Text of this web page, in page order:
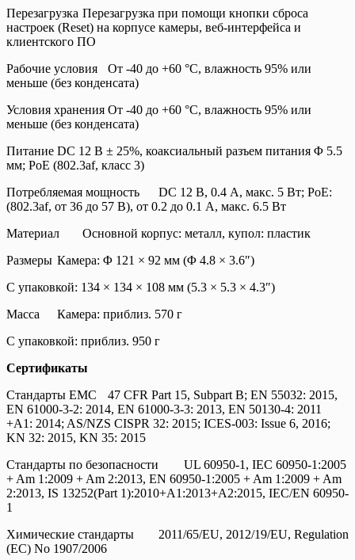
Перезагрузка Перезагрузка при помощи кнопки сброса
настроек (Reset) на корпусе камеры, веб-интерфейса и
клиентского ПО
Рабочие условия
От -40 до +60 °C, влажность 95% или
меньше (без конденсата)
Условия хранения От -40 до +60 °C, влажность 95% или
меньше (без конденсата)
Питание DC 12 В ± 25%, коаксиальный разъем питания Φ 5.5
мм; PoE (802.3af, класс 3)
Потребляемая мощность
DC 12 В, 0.4 A, макс. 5 Вт; PoE:
(802.3af, от 36 до 57 В), от 0.2 до 0.1 A, макс. 6.5 Вт
Материал
Основной корпус: металл, купол: пластик
Размеры Камера: Φ 121 × 92 мм (Φ 4.8 × 3.6″)
С упаковкой: 134 × 134 × 108 мм (5.3 × 5.3 × 4.3″)
Масса
Камера: приблиз. 570 г
С упаковкой: приблиз. 950 г
Сертификаты
Стандарты EMC
47 CFR Part 15, Subpart B; EN 55032: 2015,
EN 61000-3-2: 2014, EN 61000-3-3: 2013, EN 50130-4: 2011
+A1: 2014; AS/NZS CISPR 32: 2015; ICES-003: Issue 6, 2016;
KN 32: 2015, KN 35: 2015
Стандарты по безопасности
UL 60950-1, IEC 60950-1:2005
+ Am 1:2009 + Am 2:2013, EN 60950-1:2005 + Am 1:2009 + Am
2:2013, IS 13252(Part 1):2010+A1:2013+A2:2015, IEC/EN 60950-
1
Химические стандарты
2011/65/EU, 2012/19/EU, Regulation
(EC) No 1907/2006